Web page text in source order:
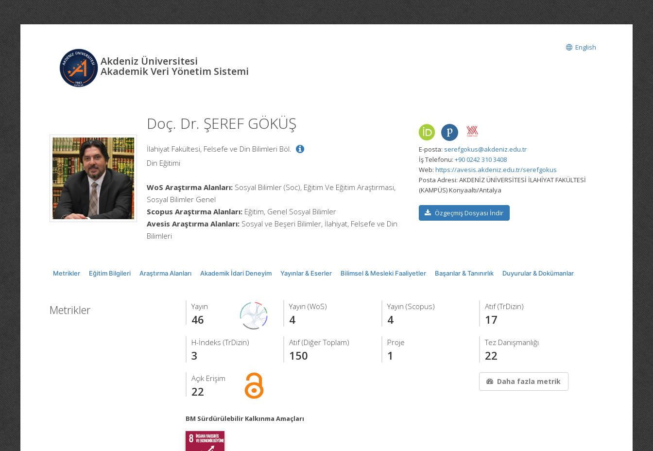
Akdeniz Üniversitesi
Akademik Veri Yönetim Sistemi
English
Doç. Dr. ŞEREF GÖKÜŞ
İlahiyat Fakültesi, Felsefe ve Din Bilimleri Böl.
Din Eğitimi
WoS Araştırma Alanları: Sosyal Bilimler (Soc), Eğitim Ve Eğitim Araştırması,
Sosyal Bilimler Genel
Scopus Araştırma Alanları: Eğitim, Genel Sosyal Bilimler
Avesis Araştırma Alanları: Sosyal ve Beşeri Bilimler, İlahiyat, Felsefe ve Din
Bilimleri
E-posta: serefgokus@akdeniz.edu.tr
İş Telefonu: +90 0242 310 3408
Web: https://avesis.akdeniz.edu.tr/serefgokus
Posta Adresi: AKDENİZ ÜNİVERSİTESİ İLAHİYAT FAKÜLTESİ
(KAMPÜS) Konyaaltı/Antalya
Özgeçmiş Dosyası İndir
Metrikler Eğitim Bilgileri Araştırma Alanları Akademik İdari Deneyim Yayınlar & Eserler Bilimsel & Mesleki Faaliyetler Başarılar & Tanınırlık Duyurular & Dokümanlar
Metrikler Yayın
46
Yayın (WoS)
4
Yayın (Scopus)
4
Atıf (TrDizin)
17
H-İndeks (TrDizin)
3
Atıf (Diğer Toplam)
150
Proje
1
Tez Danışmanlığı
22
Açık Erişim
22
Daha fazla metrik
BM Sürdürülebilir Kalkınma Amaçları